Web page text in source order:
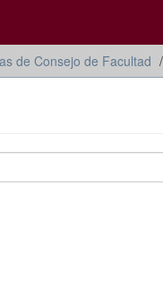
de Consejo de Facultad